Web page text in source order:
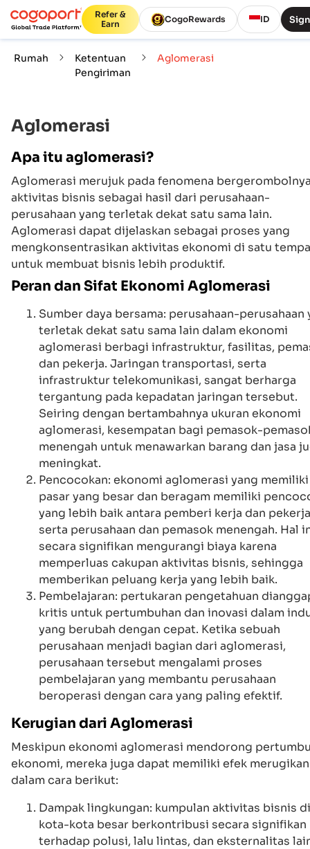
Refer &
Earn
CogoRewards ID
Rumah
Ketentuan
Pengiriman
Aglomerasi
Aglomerasi
Apa itu aglomerasi?
Aglomerasi merujuk pada fenomena
aktivitas bisnis sebagai hasil dari perusahaan-
perusahaan yang terletak dekat satu sama lain.
Aglomerasi dapat dijelaskan sebagai proses yang
mengkonsentrasikan aktivitas ekonomi di satu
untuk membuat bisnis lebih produktif.
Peran dan Sifat Ekonomi Aglomerasi
Sumber daya bersama: perusahaan-perusahaan
terletak dekat satu sama lain dalam ekonomi
aglomerasi berbagi infrastruktur, fasilitas,
dan pekerja. Jaringan transportasi, serta
infrastruktur telekomunikasi, sangat berharga
tergantung pada kepadatan jaringan tersebut.
Seiring dengan bertambahnya ukuran ekonomi
aglomerasi, kesempatan bagi pemasok-
menengah untuk menawarkan barang dan jasa
meningkat.
Pencocokan: ekonomi aglomerasi yang memiliki
pasar yang besar dan beragam memiliki
yang lebih baik antara pemberi kerja dan pekerja
serta perusahaan dan pemasok menengah. Hal
secara signifikan mengurangi biaya karena
memperluas cakupan aktivitas bisnis, sehingga
memberikan peluang kerja yang lebih baik.
Pembelajaran: pertukaran pengetahuan
kritis untuk pertumbuhan dan inovasi dalam
yang berubah dengan cepat. Ketika sebuah
perusahaan menjadi bagian dari aglomerasi,
perusahaan tersebut mengalami proses
pembelajaran yang membantu perusahaan
beroperasi dengan cara yang paling efektif.
Kerugian dari Aglomerasi
Meskipun ekonomi aglomerasi mendorong
ekonomi, mereka juga dapat memiliki efek merugikan
dalam cara berikut:
Dampak lingkungan: kumpulan aktivitas bisnis di
kota-kota besar berkontribusi secara signifikan
terhadap polusi, lalu lintas, dan eksternalitas